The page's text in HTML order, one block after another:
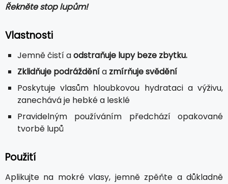
Řekněte stop lupům!
Vlastnosti
Jemně čistí aodstraňuje lupy beze zbytku.
Zklidňuje podrážděnía zmírňuje svědění
Poskytuje vlasům hloubkovou hydrataci a výživu,
zanechává je hebké a lesklé
Pravidelným používáním předchází opakované
tvorbě lupů
Použití
Aplikujte na mokré vlasy, jemně zpěňte a důkladně